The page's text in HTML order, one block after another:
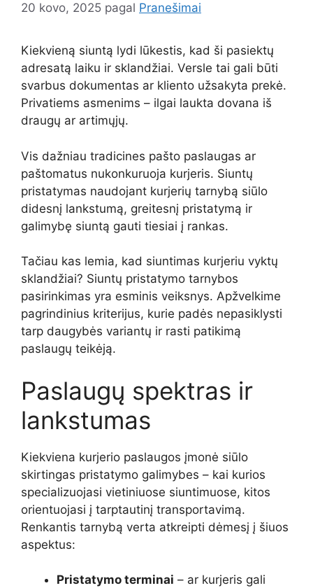
20 kovo, 2025 pagal Pranešimai
Kiekvieną siuntą lydi lūkestis, kad ši pasiektų
adresatą laiku ir sklandžiai. Versle tai gali būti
svarbus dokumentas ar kliento užsakyta prekė.
Privatiems asmenims – ilgai laukta dovana iš
draugų ar artimųjų.
Vis dažniau tradicines pašto paslaugas ar
paštomatus nukonkuruoja kurjeris. Siuntų
pristatymas naudojant kurjerių tarnybą siūlo
didesnį lankstumą, greitesnį pristatymą ir
galimybę siuntą gauti tiesiai į rankas.
Tačiau kas lemia, kad siuntimas kurjeriu vyktų
sklandžiai? Siuntų pristatymo tarnybos
pasirinkimas yra esminis veiksnys. Apžvelkime
pagrindinius kriterijus, kurie padės nepasiklysti
tarp daugybės variantų ir rasti patikimą
paslaugų teikėją.
Paslaugų spektras ir
lankstumas
Kiekviena kurjerio paslaugos įmonė siūlo
skirtingas pristatymo galimybes – kai kurios
specializuojasi vietiniuose siuntimuose, kitos
orientuojasi į tarptautinį transportavimą.
Renkantis tarnybą verta atkreipti dėmesį į šiuos
aspektus:
Pristatymo terminai – ar kurjeris gali